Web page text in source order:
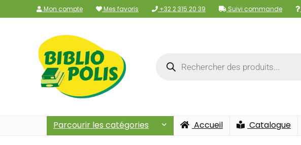
Mon compte Mes favoris +32 2 315 20 39 Suivi commande
Parcourir les catégories Accueil Catalogue